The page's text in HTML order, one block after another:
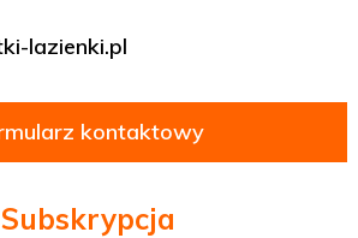
lazienki.pl
kontaktowy
Subskrypcja